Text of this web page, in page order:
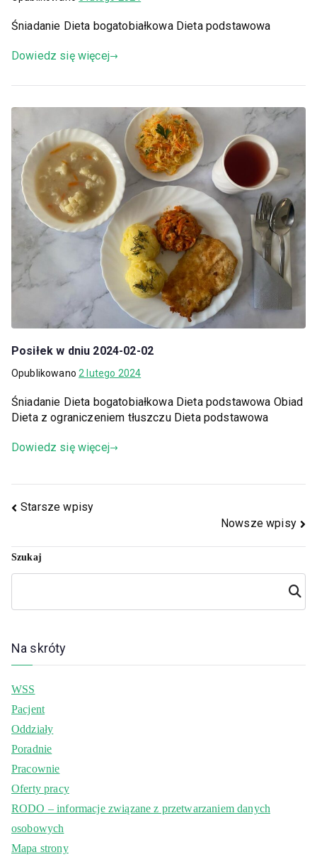
Śniadanie Dieta bogatobiałkowa Dieta podstawowa
Dowiedz się więcej
Posiłek w dniu 2024-02-02
Opublikowano2 lutego 2024
Śniadanie Dieta bogatobiałkowa Dieta podstawowa Obiad
Dieta z ograniczeniem tłuszczu Dieta podstawowa
Dowiedz się więcej
Starsze wpisy
Nowsze wpisy
Szukaj
Szuka
j
Na skróty
WSS
Pacjent
Oddziały
Poradnie
Pracownie
Oferty pracy
RODO – informacje związane z przetwarzaniem danych
osobowych
Mapa strony